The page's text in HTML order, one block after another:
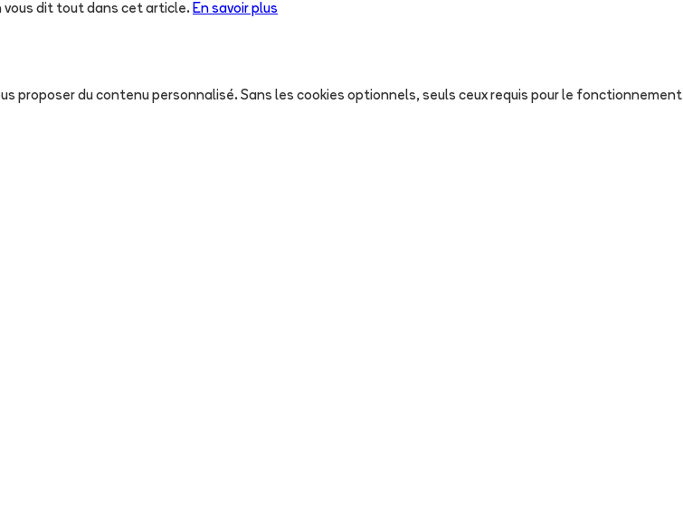
vous dit tout dans cet article. En savoir plus
proposer du contenu personnalisé. Sans les cookies optionnels, seuls ceux requis pour le fonctionnement